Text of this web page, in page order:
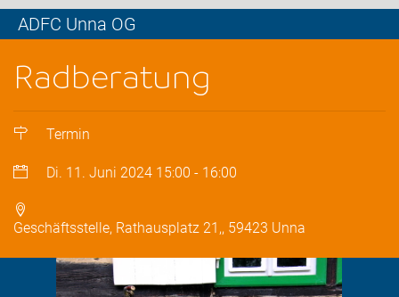
ADFC Unna OG
Radberatung
Termin
Di. 11. Juni 2024 15:00 - 16:00
Geschäftsstelle, Rathausplatz 21,, 59423 Unna